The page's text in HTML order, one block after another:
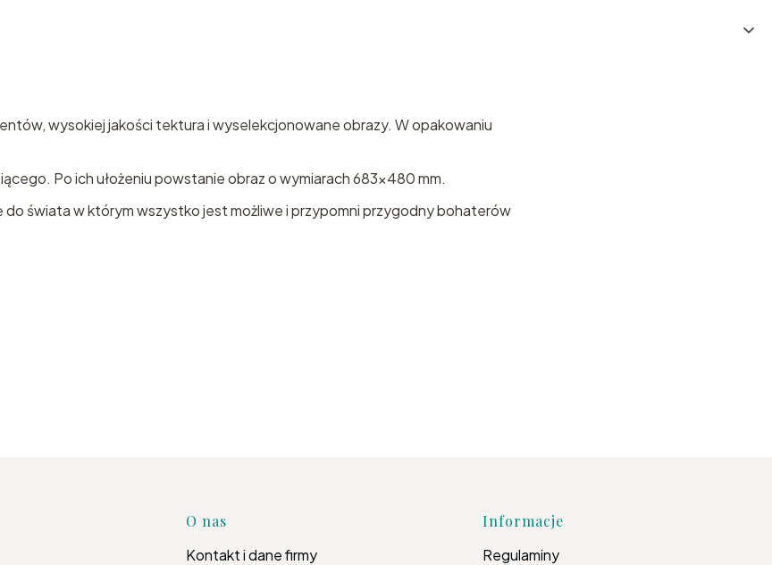
wysokiej jakości tektura i wyselekcjonowane obrazy. W opakowaniu
Po ich ułożeniu powstanie obraz o wymiarach 683x480 mm.
do świata w którym wszystko jest możliwe i przypomni przygodny bohaterów
Linki w stopce
O nas
Kontakt i dane firmy
Informacje
Regulaminy